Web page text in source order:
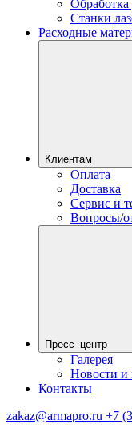
Обработка
Станки
Расходные
Клиентам
Оплата
Доставка
Сервис и
Вопросы/
Пресс–центр
Галерея
Новости и
Контакты
zakaz@armapro.ru +7